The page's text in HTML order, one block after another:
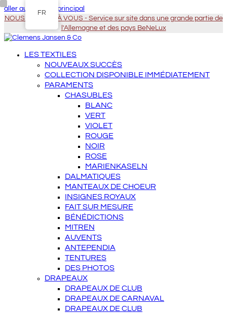
aller au contenu principal
NOUS VENONS À VOUS - Service sur site dans une grande partie de
l'Allemagne et des pays BeNeLux
LES TEXTILES
NOUVEAUX SUCCÈS
COLLECTION DISPONIBLE IMMÉDIATEMENT
PARAMENTS
CHASUBLES
BLANC
VERT
VIOLET
ROUGE
NOIR
ROSE
MARIENKASELN
DALMATIQUES
MANTEAUX DE CHOEUR
INSIGNES ROYAUX
FAIT SUR MESURE
BÉNÉDICTIONS
MITREN
AUVENTS
ANTEPENDIA
TENTURES
DES PHOTOS
DRAPEAUX
DRAPEAUX DE CLUB
DRAPEAUX DE CARNAVAL
DRAPEAUX DE CLUB
FR